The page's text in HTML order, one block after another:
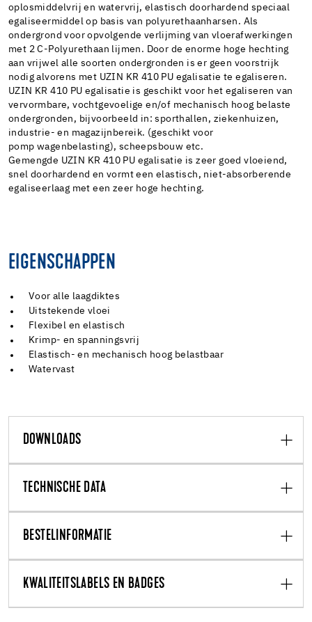
oplosmiddelvrij en watervrij, elastisch doorhardend speciaal
egaliseermiddel op basis van polyurethaanharsen. Als
ondergrond voor opvolgende verlijming van vloerafwerkingen
met 2 C-Polyurethaan lijmen. Door de enorme hoge hechting
aan vrijwel alle soorten ondergronden is er geen voorstrijk
nodig alvorens met UZIN KR 410 PU egalisatie te egaliseren.
UZIN KR 410 PU egalisatie is geschikt voor het egaliseren van
vervormbare, vochtgevoelige en/of mechanisch hoog belaste
ondergronden, bijvoorbeeld in: sporthallen, ziekenhuizen,
industrie- en magazijnbereik. (geschikt voor
pomp wagenbelasting), scheepsbouw etc.
Gemengde UZIN KR 410 PU egalisatie is zeer goed vloeiend,
snel doorhardend en vormt een elastisch, niet-absorberende
egaliseerlaag met een zeer hoge hechting.
EIGENSCHAPPEN
Voor alle laagdiktes
Uitstekende vloei
Flexibel en elastisch
Krimp- en spanningsvrij
Elastisch- en mechanisch hoog belastbaar
Watervast
DOWNLOADS
TECHNISCHE DATA
BESTELINFORMATIE
KWALITEITSLABELS EN BADGES